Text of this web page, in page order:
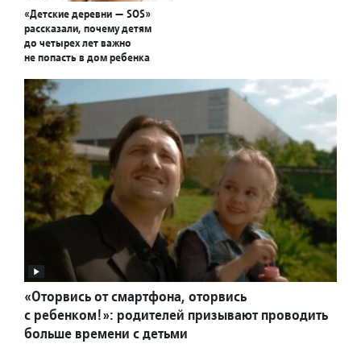
«Детские деревни — SOS»
рассказали, почему детям
до четырех лет важно
не попасть в дом ребенка
«Оторвись от смартфона, оторвись
с ребенком!»: родителей призывают проводить
больше времени с детьми